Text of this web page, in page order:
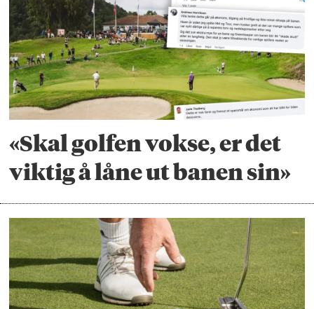
«Skal golfen vokse, er det
viktig å låne ut banen sin»